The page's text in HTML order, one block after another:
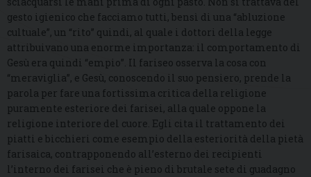
gesto igienico che facciamo tutti, bensì di una “abluzione
cultuale”, un “rito” quindi, al quale i dottori della legge
attribuivano una enorme importanza: il comportamento di
Gesù era quindi “empio”. Il fariseo osserva la cosa con
“meraviglia”, e Gesù, conoscendo il suo pensiero, prende la
parola per fare una fortissima critica della religione
puramente esteriore dei farisei, alla quale oppone la
religione interiore del cuore. Egli cita il trattamento dei
piatti e bicchieri come esempio della esteriorità della pietà
farisaica, contrapponendo all’esterno dei recipienti
l’interno dei farisei che è pieno di brutale sete di guadagno